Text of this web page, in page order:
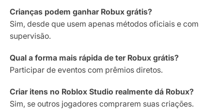
Crianças podem ganhar Robux grátis?
Sim, desde que usem apenas métodos oficiais e com
supervisão.
Qual a forma mais rápida de ter Robux grátis?
Participar de eventos com prêmios diretos.
Criar itens no Roblox Studio realmente dá Robux?
Sim, se outros jogadores comprarem suas criações.